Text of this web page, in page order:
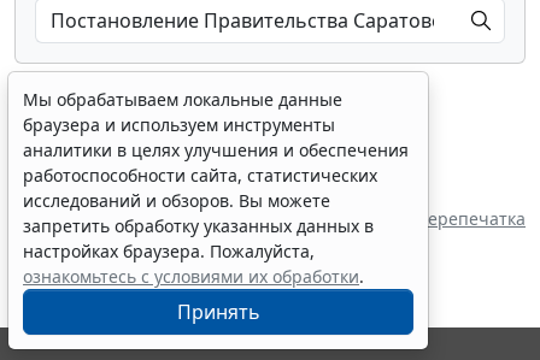
Показать все материалы
Перепечатка
Мы обрабатываем локальные данные
браузера и используем инструменты
аналитики в целях улучшения и обеспечения
работоспособности сайта, статистических
исследований и обзоров. Вы можете
запретить обработку указанных данных в
настройках браузера. Пожалуйста,
ознакомьтесь с условиями их обработки.
Принять